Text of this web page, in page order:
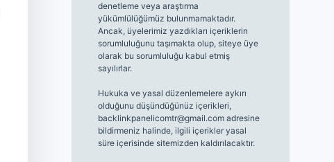
denetleme veya araştırma
yükümlülüğümüz bulunmamaktadır.
Ancak, üyelerimiz yazdıkları içeriklerin
sorumluluğunu taşımakta olup, siteye üye
olarak bu sorumluluğu kabul etmiş
sayılırlar.
Hukuka ve yasal düzenlemelere aykırı
olduğunu düşündüğünüz içerikleri,
backlinkpanelicomtr@gmail.comadresine
bildirmeniz halinde, ilgili içerikler yasal
süre içerisinde sitemizden kaldırılacaktır.